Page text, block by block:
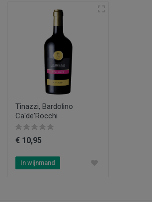
Tinazzi, Bardolino
Ca'de'Rocchi
€ 10,95
In wijnmand